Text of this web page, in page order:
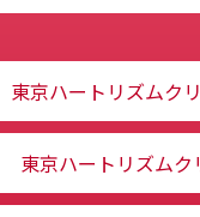
東京ハートリズムク
東京ハートリズムク